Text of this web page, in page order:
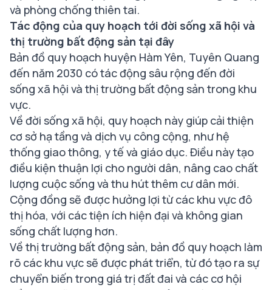
và phòng chống thiên tai.
Tác động của quy hoạch tới đời sống xã hội và
thị trường bất động sản tại đây
Bản đồ quy hoạch huyện Hàm Yên, Tuyên Quang
đến năm 2030 có tác động sâu rộng đến đời
sống xã hội và thị trường bất động sản trong khu
vực.
Về đời sống xã hội, quy hoạch này giúp cải thiện
cơ sở hạ tầng và dịch vụ công cộng, như hệ
thống giao thông, y tế và giáo dục. Điều này tạo
điều kiện thuận lợi cho người dân, nâng cao chất
lượng cuộc sống và thu hút thêm cư dân mới.
Cộng đồng sẽ được hưởng lợi từ các khu vực đô
thị hóa, với các tiện ích hiện đại và không gian
sống chất lượng hơn.
Về thị trường bất động sản, bản đồ quy hoạch làm
rõ các khu vực sẽ được phát triển, từ đó tạo ra sự
chuyển biến trong giá trị đất đai và các cơ hội